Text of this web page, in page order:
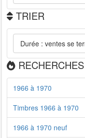
TRIER
1966 à 1970
Timbres 1966 à 1970
1966 à 1970 neuf